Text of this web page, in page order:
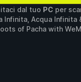
dal tuo PC per
Infinita, Acqua Infinita
of Pacha with